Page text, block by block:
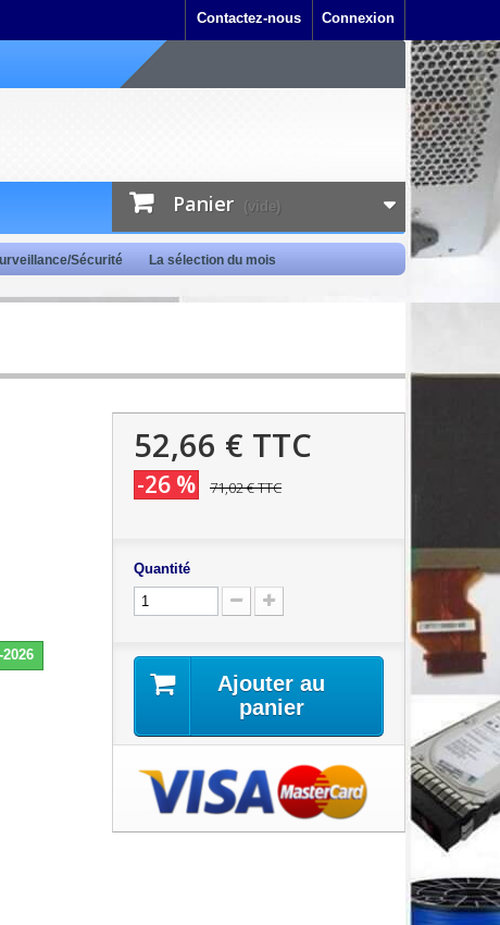
Connexion
Contactez-nous
Panier (vide)
Sécurité La sélection du mois
52,66 € TTC
-26 % 71,02 €TTC
Quantité
Ajouter au
panier